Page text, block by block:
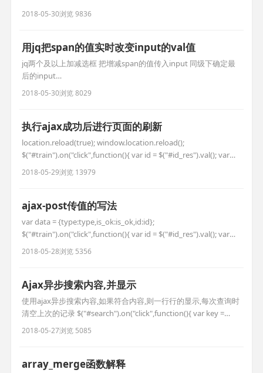
2018-05-30浏览 9836
用jq把span的值实时改变input的val值
jq两个及以上加减选框 把增减span的值传入input 同级下确定最
后的input
$(this).parent('.number').children("input").last().val(mm);
//html 儿童价 1 ￥50 成人价 1 ￥100 //jq $(".ticket_species_3
2018-05-30浏览 8029
执行ajax成功后进行页面的刷新
location.reload(true); window.location.reload();
$("#train").on("click",function(){ var id = $("#id_res").val(); var
is_ok = $("#is_ok").val(); var type = 'caiji_train'; //异步获取信息 v
2018-05-29浏览 13979
ajax-post传值的写法
var data = {type:type,is_ok:is_ok,id:id};
$("#train").on("click",function(){ var id = $("#id_res").val(); var
is_ok = $("#is_ok").val(); var type = 'caiji_train'; //异步获取信息
2018-05-28浏览 5356
Ajax异步搜索内容,并显示
使用ajax异步搜索内容,如果符合内容,则一行行的显示,每次查询时
清空上次的记录 $("#search").on("click",function(){ var key =
$("#keywords").val(); //异步获取信息 var url = '__URL__/search';
var data = {key:key}; $(".search_l
2018-05-27浏览 5085
array_merge函数解释